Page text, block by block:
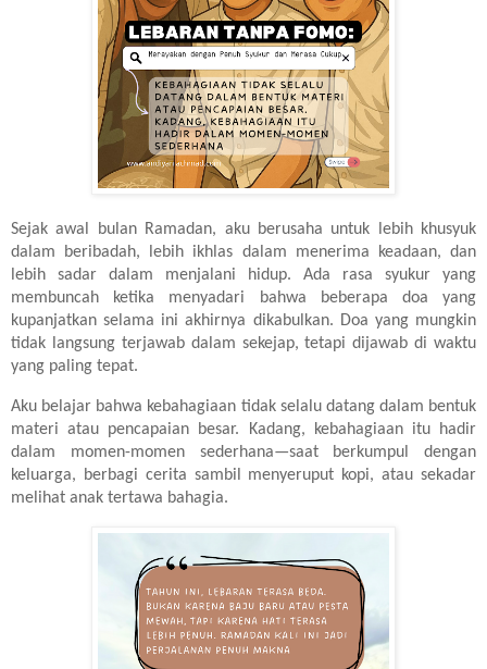
Sejak awal bulan Ramadan, aku berusaha untuk lebih khusyuk
dalam beribadah, lebih ikhlas dalam menerima keadaan, dan
lebih sadar dalam menjalani hidup. Ada rasa syukur yang
membuncah ketika menyadari bahwa beberapa doa yang
kupanjatkan selama ini akhirnya dikabulkan. Doa yang mungkin
tidak langsung terjawab dalam sekejap, tetapi dijawab di waktu
yang paling tepat.
Aku belajar bahwa kebahagiaan tidak selalu datang dalam bentuk
materi atau pencapaian besar. Kadang, kebahagiaan itu hadir
dalam momen-momen sederhana—saat berkumpul dengan
keluarga, berbagi cerita sambil menyeruput kopi, atau sekadar
melihat anak tertawa bahagia.